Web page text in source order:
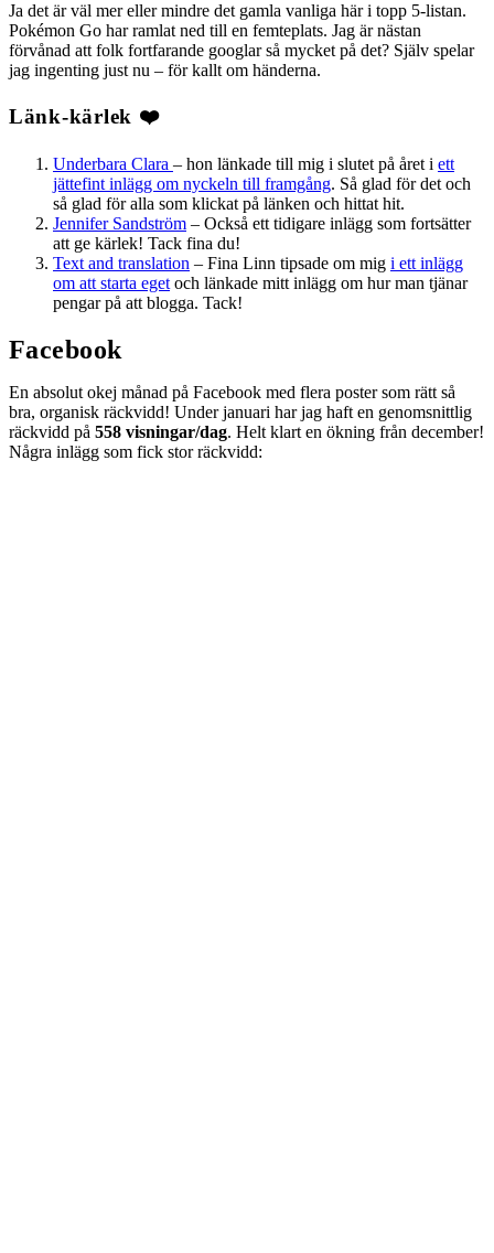
Ja det är väl mer eller mindre det gamla vanliga här i topp 5-listan.
Pokémon Go har ramlat ned till en femteplats. Jag är nästan
förvånad att folk fortfarande googlar så mycket på det? Själv spelar
jag ingenting just nu – för kallt om händerna.
Länk-kärlek ❤️
Underbara Clara – hon länkade till mig i slutet på året i ett
jättefint inlägg om nyckeln till framgång. Så glad för det och
så glad för alla som klickat på länken och hittat hit.
Jennifer Sandström – Också ett tidigare inlägg som fortsätter
att ge kärlek! Tack fina du!
Text and translation – Fina Linn tipsade om mig i ett inlägg
om att starta eget och länkade mitt inlägg om hur man tjänar
pengar på att blogga. Tack!
Facebook
En absolut okej månad på Facebook med flera poster som rätt så
bra, organisk räckvidd! Under januari har jag haft en genomsnittlig
räckvidd på 558 visningar/dag. Helt klart en ökning från december!
Några inlägg som fick stor räckvidd: